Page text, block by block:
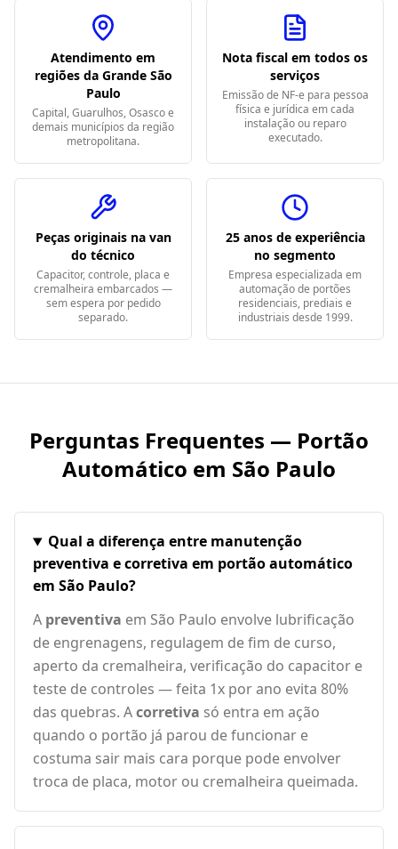
Atendimento em
regiões da Grande São
Paulo
Capital, Guarulhos, Osasco e
demais municípios da região
metropolitana.
Nota fiscal em todos os
serviços
Emissão de NF-e para pessoa
física e jurídica em cada
instalação ou reparo
executado.
Peças originais na van
do técnico
Capacitor, controle, placa e
cremalheira embarcados —
sem espera por pedido
separado.
25 anos de experiência
no segmento
Empresa especializada em
automação de portões
residenciais, prediais e
industriais desde 1999.
Perguntas Frequentes — Portão
Automático em São Paulo
Qual a diferença entre manutenção
preventiva e corretiva em portão automático
em São Paulo?
A preventiva em São Paulo envolve lubrificação
de engrenagens, regulagem de fim de curso,
aperto da cremalheira, verificação do capacitor e
teste de controles — feita 1x por ano evita 80%
das quebras. Acorretiva só entra em ação
quando o portão já parou de funcionar e
costuma sair mais cara porque pode envolver
troca de placa, motor ou cremalheira queimada.